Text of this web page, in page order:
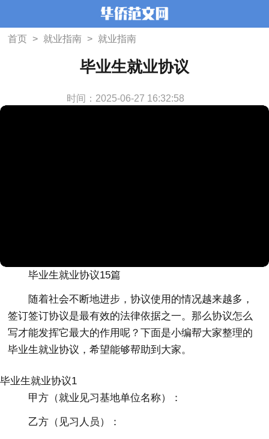
首页 > 就业指南 > 就业指南
毕业生就业协议
时间：2025-06-27 16:32:58
毕业生就业协议15篇
随着社会不断地进步，协议使用的情况越来越多，
签订签订协议是最有效的法律依据之一。那么协议怎么
写才能发挥它最大的作用呢？下面是小编帮大家整理的
毕业生就业协议，希望能够帮助到大家。
毕业生就业协议1
甲方（就业见习基地单位名称）：
乙方（见习人员）：